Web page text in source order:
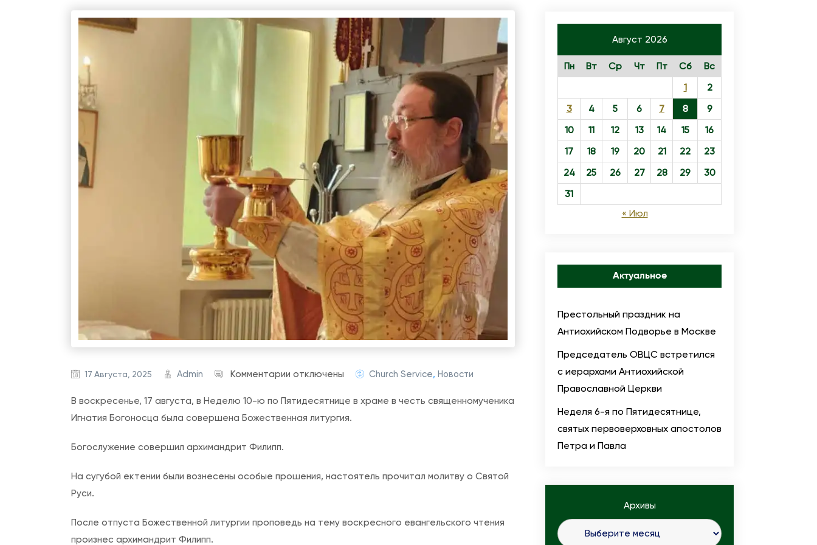
17 Августа, 2025 Admin Комментарии к
а
п
и
д
отключены Church Service, Новости
В воскресенье, 17 августа, в Неделю 10-ю по Пятидесятнице в храме в честь священномученика
Игнатия Богоносца была совершена Божественная литургия.
Богослужение совершил архимандрит Филипп.
На сугубой ектении были вознесены особые прошения, настоятель прочитал молитву о Святой
Руси.
После отпуста Божественной литургии проповедь на тему воскресного евангельского чтения
произнес архимандрит Филипп.
Август 2026
Пн Вт Ср Чт Пт Сб
Вс
1
2
3
4 5 6 7 8
9
10
11 12 13 14 15
16
17
18 19 20 21 22
23
24
25 26 27 28 29
30
31
« Июл
Актуальное
Престольный праздник на
Антиохийском Подворье в Москве
Председатель ОВЦС встретился
с иерархами Антиохийской
Православной Церкви
Неделя 6-я по Пятидесятнице,
святых первоверховных апостолов
Петра и Павла
Архивы